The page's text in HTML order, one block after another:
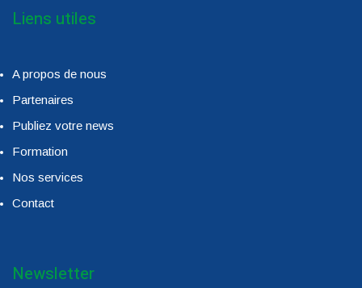
Liens utiles
A propos de nous
Partenaires
Publiez votre news
Formation
Nos services
Contact
Newsletter